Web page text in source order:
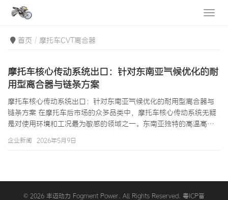
首页 摩托车CVT离合器
摩托车核心传动系统出口：针对东南亚气候优化的耐
用型离合器与链条方案
摩托车核心传动系统出口：针对东南亚气候优化的耐用型离合器与
链条方案 在摩托车后市场的众多品类中，摩托车核心传动系统无疑
是对使用环境和工况最为敏感的领域之一。东南亚独特的高温高
驱动链条等传动部件提出了远超温带地区的要求。作为专注摩托车
针对东南亚气候优化的耐用型离合器与链条方案。本文将从技术原
理、材料科学、环境适应性设计、选型指南…
企业新闻 2026年5月9日
© 2026 丰迈动力 Fogment Power. All Rights Reserved. 粤ICP备